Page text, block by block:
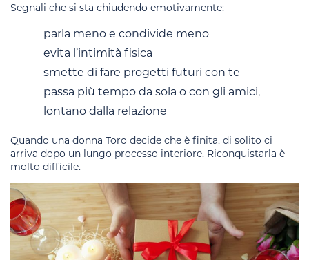
Segnali che si sta chiudendo emotivamente:
parla meno e condivide meno
evita l’intimità fisica
smette di fare progetti futuri con te
passa più tempo da sola o con gli amici,
lontano dalla relazione
Quando una donna Toro decide che è finita, di solito ci
arriva dopo un lungo processo interiore. Riconquistarla è
molto difficile.